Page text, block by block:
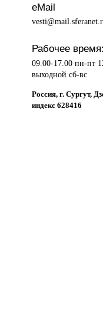
eMail
Рабочее время:
09.00-17.00 пн-пт
выходной сб-вс
Россия, г. Сургут,
индекс 628416